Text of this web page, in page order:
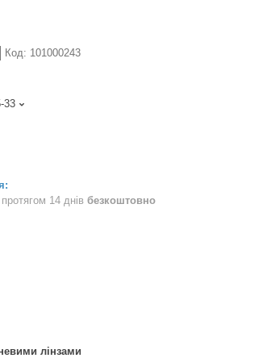
Код: 101000243
33
14 днів безкоштовно
лінзами